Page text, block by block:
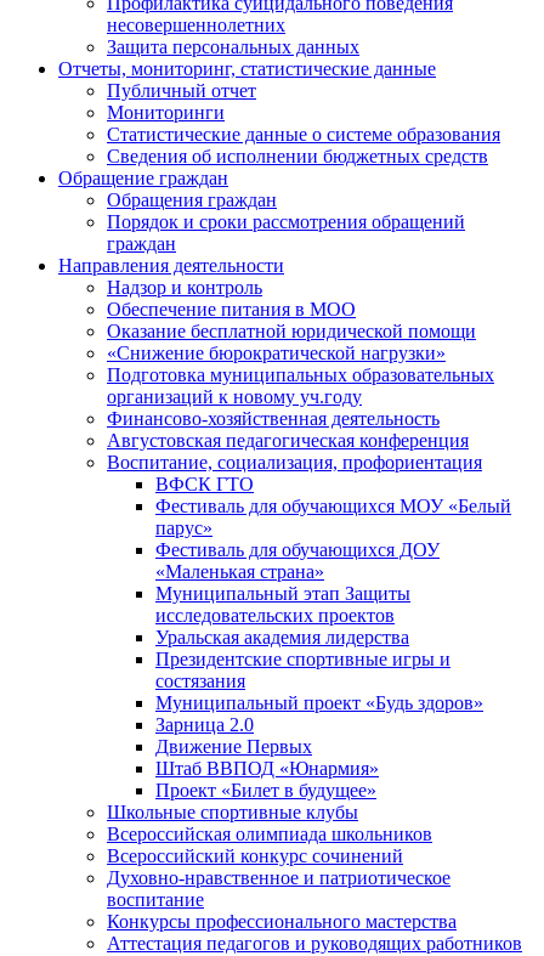
несовершеннолетних
Защита персональных данных
Отчеты, мониторинг, статистические данные
Публичный отчет
Мониторинги
Статистические данные о системе образования
Сведения об исполнении бюджетных средств
Обращение граждан
Обращения граждан
Порядок и сроки рассмотрения обращений
граждан
Направления деятельности
Надзор и контроль
Обеспечение питания в МОО
Оказание бесплатной юридической помощи
«Снижение бюрократической нагрузки»
Подготовка муниципальных образовательных
организаций к новому уч.году
Финансово-хозяйственная деятельность
Августовская педагогическая конференция
Воспитание, социализация, профориентация
ВФСК ГТО
Фестиваль для обучающихся МОУ «Белый
парус»
Фестиваль для обучающихся ДОУ
«Маленькая страна»
Муниципальный этап Защиты
исследовательских проектов
Уральская академия лидерства
Президентские спортивные игры и
состязания
Муниципальный проект «Будь здоров»
Зарница 2.0
Движение Первых
Штаб ВВПОД «Юнармия»
Проект «Билет в будущее»
Школьные спортивные клубы
Всероссийская олимпиада школьников
Всероссийский конкурс сочинений
Духовно-нравственное и патриотическое
воспитание
Конкурсы профессионального мастерства
Аттестация педагогов и руководящих работников